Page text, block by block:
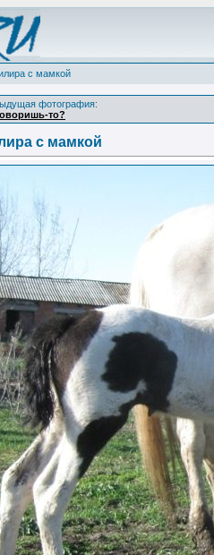
с мамкой
фотография:
то?
с мамкой